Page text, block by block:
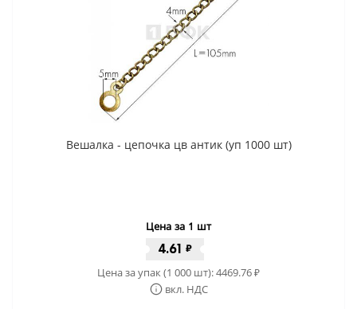
Вешалка - цепочка цв антик (уп 1000 шт)
Цена за 1 шт
4.61 ₽
Цена за упак (1 000 шт):4469.76₽
вкл. НДС